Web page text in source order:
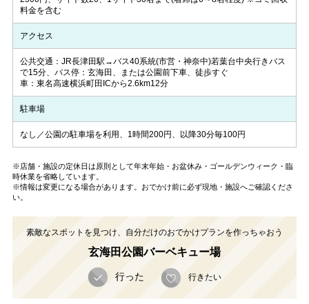
料金を含む
アクセス
公共交通：JR長津田駅→バス40系統(市営・神奈中)若葉台中央行きバス
で15分、バス停：玄海田、または公園前下車、徒歩すぐ
車：東名高速横浜町田ICから2.6km12分
駐車場
なし／公園の駐車場を利用、1時間200円、以降30分毎100円
※店舗・施設の定休日は原則として年末年始・お盆休み・ゴールデンウィーク・臨
時休業を省略しています。
※情報は変更になる場合があります。おでかけ前に必ず現地・施設へご確認くださ
い。
素敵なスポットを見つけ、自分だけのおでかけプランを作っちゃおう
玄海田公園バーベキュー場
行った 行きたい